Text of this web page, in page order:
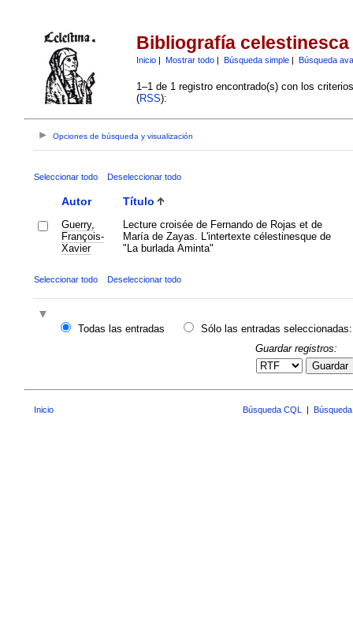
Bibliografía celestinesca
Inicio| Mostrar todo| Búsqueda simple| Búsqueda
1–1 de 1 registro encontrado(s) con los
(RSS):
Opciones de búsqueda y visualización
Seleccionar todo Deseleccionar todo
Autor Título
Guerry,
François-
Xavier
Lecture croisée de Fernando de Rojas et de
María de Zayas. L'intertexte célestinesque de
"La burlada Aminta"
Seleccionar todo Deseleccionar todo
Todas las entradas
Sólo las entradas seleccionadas:
Guardar registros:
Guardar
Inicio Búsqueda CQL